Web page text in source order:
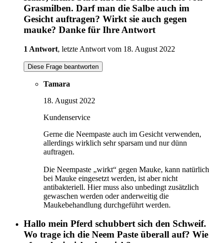
Grasmilben. Darf man die Salbe auch im
Gesicht auftragen? Wirkt sie auch gegen
mauke? Danke für Ihre Antwort
1 Antwort, letzte Antwort vom 18. August 2022
Diese Frage beantworten
Tamara
18. August 2022
Kundenservice
Gerne die Neempaste auch im Gesicht verwenden,
allerdings wirklich sehr sparsam und nur dünn
auftragen.
Die Neempaste „wirkt“ gegen Mauke, kann natürlich
bei Mauke eingesetzt werden, ist aber nicht
antibakteriell. Hier muss also unbedingt zusätzlich
gewaschen werden oder anderweitig die
Maukebehandlung durchgeführt werden.
Hallo mein Pferd schubbert sich den Schweif.
Wo trage ich die Neem Paste überall auf? Wie